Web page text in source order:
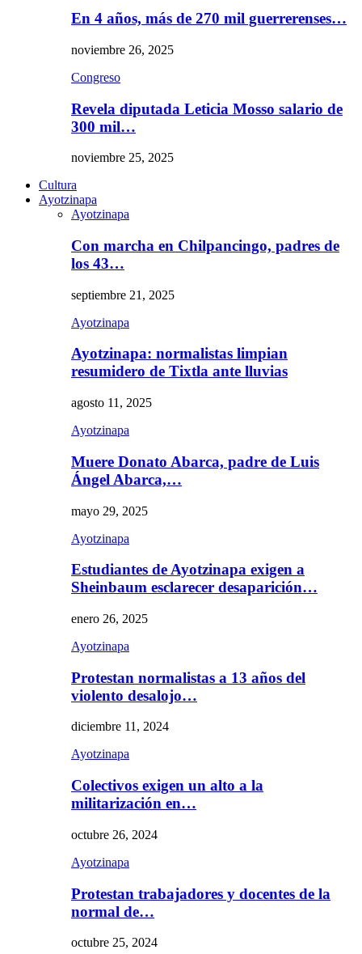
En 4 años, más de 270 mil guerrerenses…
noviembre 26, 2025
Congreso
Revela diputada Leticia Mosso salario de
300 mil…
noviembre 25, 2025
Cultura
Ayotzinapa
Ayotzinapa
Con marcha en Chilpancingo, padres de
los 43…
septiembre 21, 2025
Ayotzinapa
Ayotzinapa: normalistas limpian
resumidero de Tixtla ante lluvias
agosto 11, 2025
Ayotzinapa
Muere Donato Abarca, padre de Luis
Ángel Abarca,…
mayo 29, 2025
Ayotzinapa
Estudiantes de Ayotzinapa exigen a
Sheinbaum esclarecer desaparición…
enero 26, 2025
Ayotzinapa
Protestan normalistas a 13 años del
violento desalojo…
diciembre 11, 2024
Ayotzinapa
Colectivos exigen un alto a la
militarización en…
octubre 26, 2024
Ayotzinapa
Protestan trabajadores y docentes de la
normal de…
octubre 25, 2024